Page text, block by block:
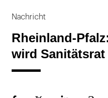
Nachricht
Rheinland-
wird Sanitätsrat